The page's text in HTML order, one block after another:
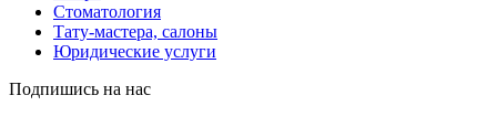
Стоматология
Тату-мастера, салоны
Юридические услуги
Подпишись на нас